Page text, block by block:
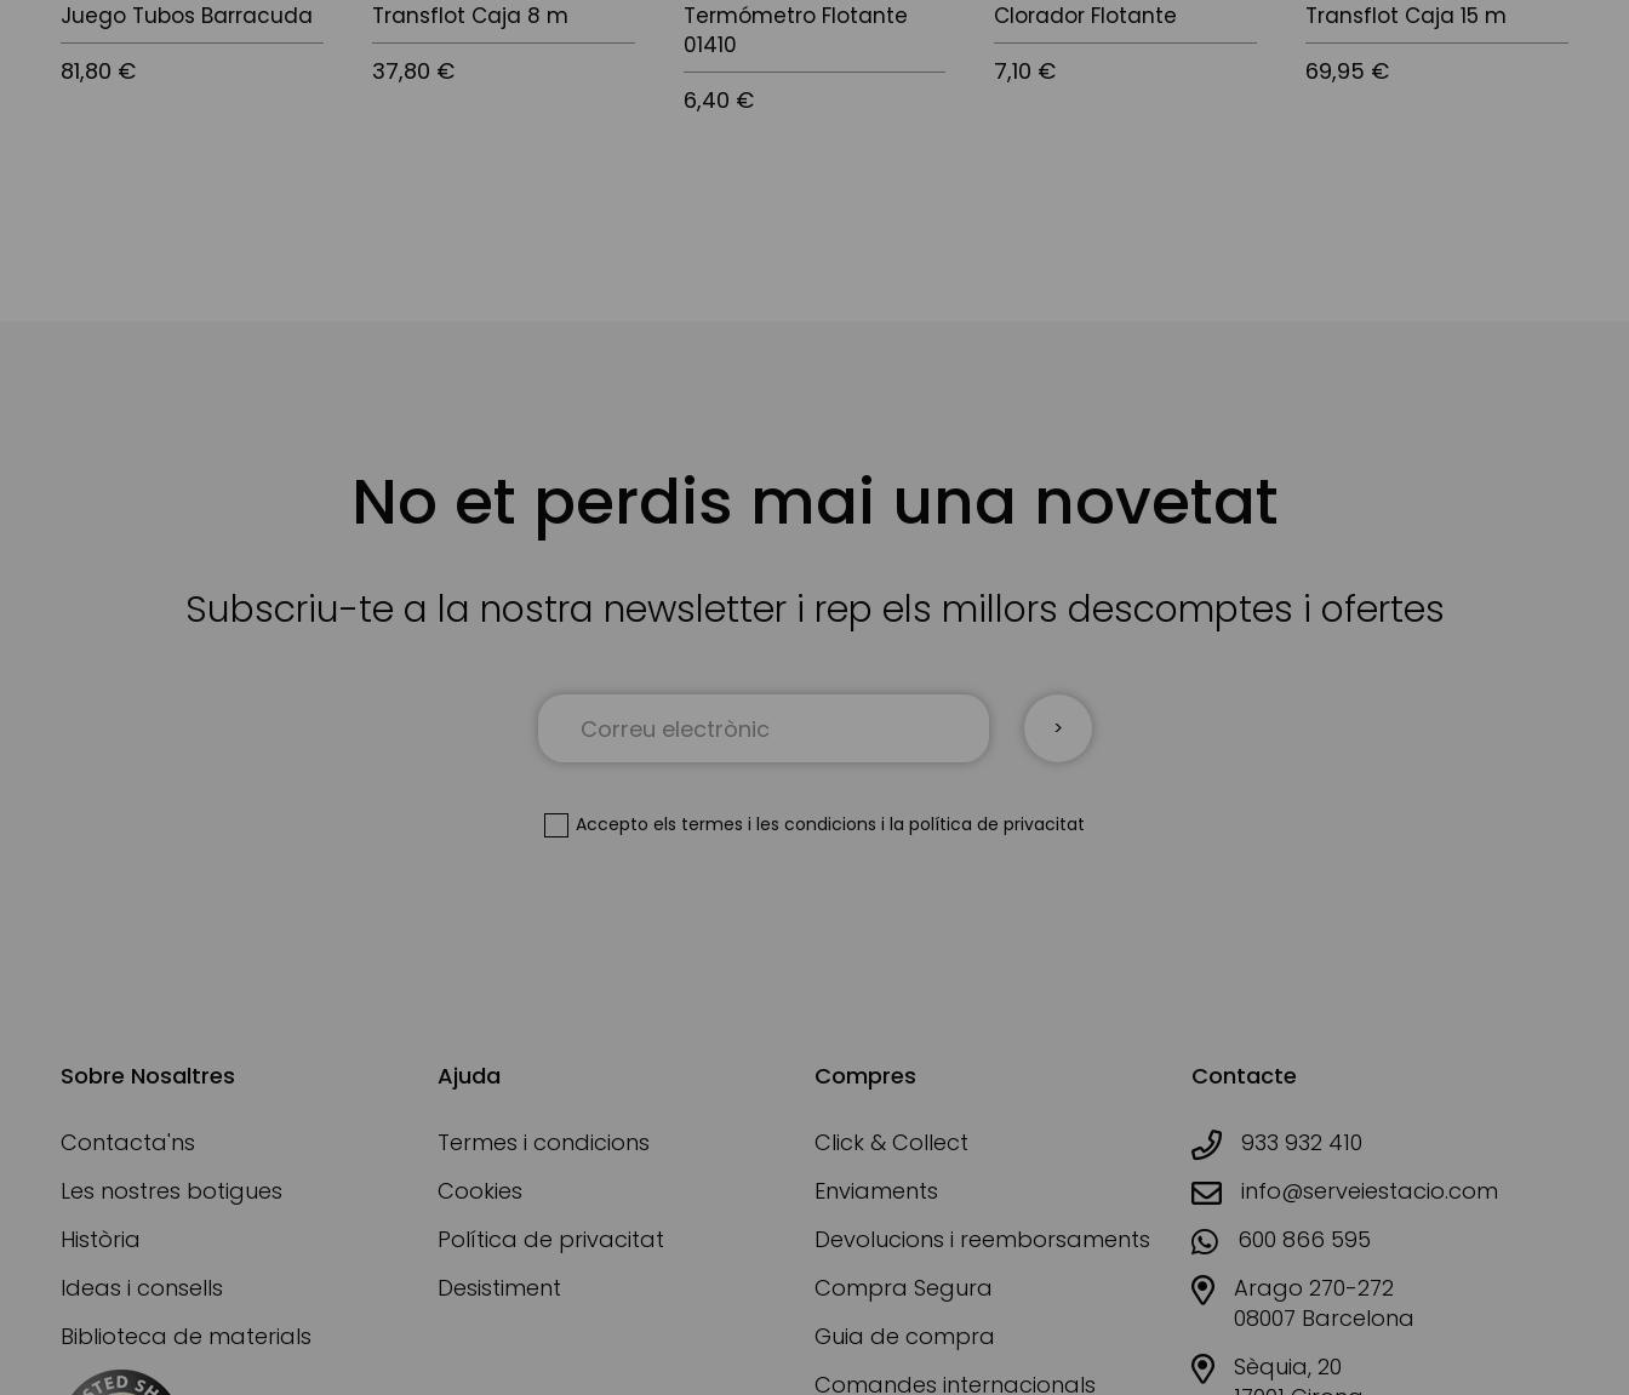
Juego Tubos Barracuda
81,80 €
Transflot Caja 8 m
37,80 €
Termómetro Flotante
01410
6,40 €
Clorador Flotante
7,10 €
Transflot Caja 15 m
69,95 €
No et perdis mai una novetat
Subscriu-te a la nostra newsletter i rep els millors descomptes i ofertes
Up
Accepto els termes i les condicions i la política de privacitat
Sobre Nosaltres
Contacta'ns
Les nostres botigues
Història
Ideas i consells
Biblioteca de materials
Ajuda
Termes i condicions
Cookies
Política de privacitat
Desistiment
Compres
Click & Collect
Enviaments
Devolucions i reemborsaments
Compra Segura
Guia de compra
Comandes internacionals
Contacte
933 932 410
info@serveiestacio.com
600 866 595
Arago 270-272
08007 Barcelona
Sèquia, 20